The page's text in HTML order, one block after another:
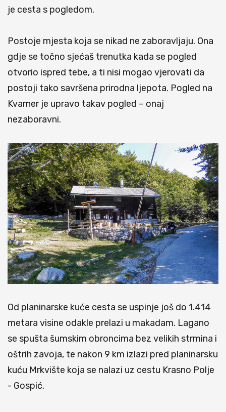
je cesta s pogledom.
Postoje mjesta koja se nikad ne zaboravljaju. Ona
gdje se točno sjećaš trenutka kada se pogled
otvorio ispred tebe, a ti nisi mogao vjerovati da
postoji tako savršena prirodna ljepota. Pogled na
Kvarner je upravo takav pogled – onaj
nezaboravni.
Od planinarske kuće cesta se uspinje još do 1.414
metara visine odakle prelazi u makadam. Lagano
se spušta šumskim obroncima bez velikih strmina i
oštrih zavoja, te nakon 9 km izlazi pred planinarsku
kuću Mrkvište koja se nalazi uz cestu Krasno Polje
- Gospić.